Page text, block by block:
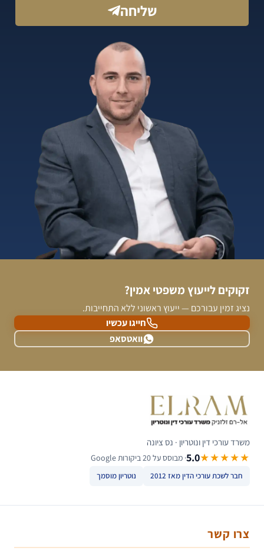
שליחה
זקוקים לייעוץ משפטי אמין?
נציג זמין עבורכם — ייעוץ ראשוני ללא התחייבות.
חייגו עכשיו
וואטסאפ
משרד עורכי דין ונוטריון · נס ציונה
★★★★★
5.0· מבוסס על 20 ביקורות Google
חבר לשכת עורכי הדין מאז 2012 נוטריון מוסמך
צרו קשר